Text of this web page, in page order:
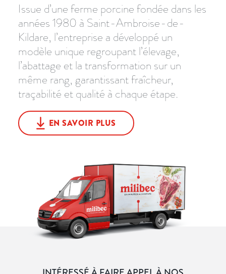
Issue d’une ferme porcine fondée dans les
années 1980 à Saint-Ambroise-de-
Kildare, l’entreprise a développé un
modèle unique regroupant l’élevage,
l’abattage et la transformation sur un
même rang, garantissant fraîcheur,
traçabilité et qualité à chaque étape.
EN SAVOIR PLUS